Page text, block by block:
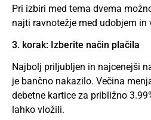
Pri izbiri med tema dvema
najti ravnotežje med udobjem in
3. korak: Izberite način plačila
Najbolj priljubljen in najcenejši
je bančno nakazilo. Večina
debetne kartice za približno
lahko vložili.